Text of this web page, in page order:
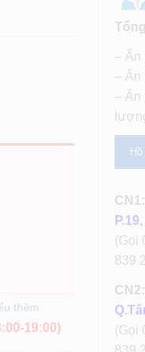
thêm
19:00)
– Ấn
– Ấn
– Ấn
CN1:
(Gọi
839
CN2:
(Gọi